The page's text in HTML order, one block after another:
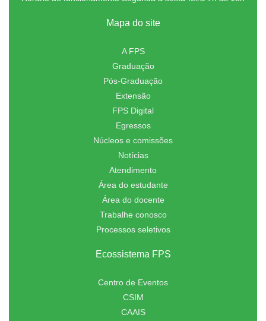
Mapa do site
A FPS
Graduação
Pós-Graduação
Extensão
FPS Digital
Egressos
Núcleos e comissões
Notícias
Atendimento
Área do estudante
Área do docente
Trabalhe conosco
Processos seletivos
Ecossistema FPS
Centro de Eventos
CSIM
CAAIS